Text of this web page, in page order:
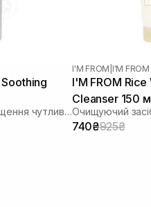
Ніжна пінка для очищення чутливої шкіри
I'M FROM I'M FROM
I'M FROM Rice
Cleanser 150
Очищуючий
740₴925₴